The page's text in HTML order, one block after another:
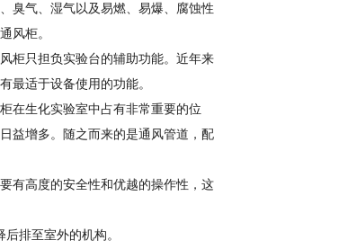
臭气、湿气以及易燃、易爆、腐蚀性
风柜。
柜只担负实验台的辅助功能。近年来
最适于设备使用的功能。
在生化实验室中占有非常重要的位
益增多。随之而来的是通风管道，配
有高度的安全性和优越的操作性，这
排至室外的机构。